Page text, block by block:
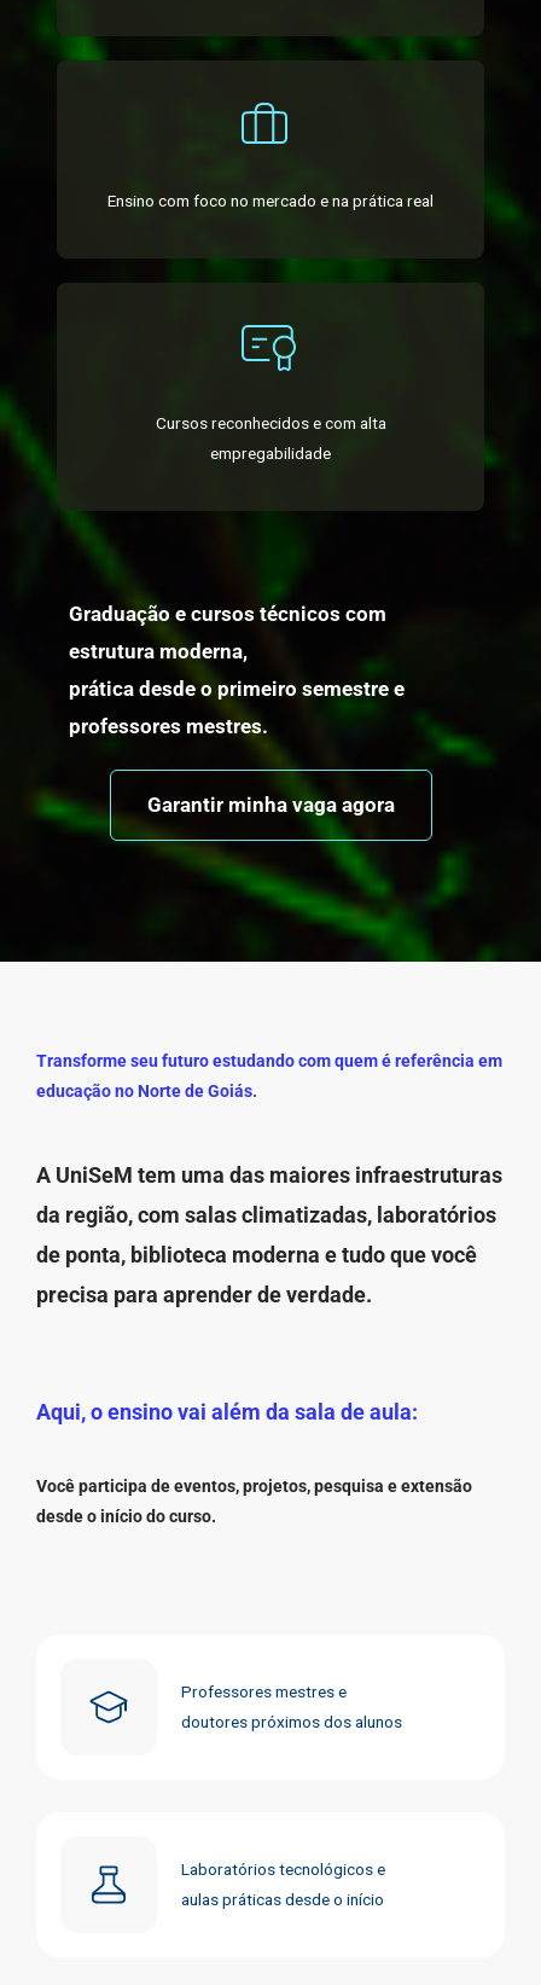
Ensino com foco no mercado e na prática real
Cursos reconhecidos e com alta
empregabilidade
Graduação e cursos técnicos com
estrutura moderna,
prática desde o primeiro semestre e
professores mestres.
Garantir minha vaga agora
Transforme seu futuro estudando com quem é referência em
educação no Norte de Goiás.
A UniSeM tem uma das maiores infraestruturas
da região, com salas climatizadas, laboratórios
de ponta, biblioteca moderna e tudo que você
precisa para aprender de verdade.
Aqui, o ensino vai além da sala de aula:
Você participa de eventos, projetos, pesquisa e extensão
desde o início do curso.
Professores mestres e
doutores próximos dos alunos
Laboratórios tecnológicos e
aulas práticas desde o início